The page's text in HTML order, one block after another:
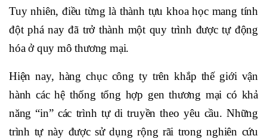
Tuy nhiên, điều từng là thành tựu khoa học mang tính
đột phá nay đã trở thành một quy trình được tự động
hóa ở quy mô thương mại.
Hiện nay, hàng chục công ty trên khắp thế giới vận
hành các hệ thống tổng hợp gen thương mại có khả
năng “in” các trình tự di truyền theo yêu cầu. Những
trình tự này được sử dụng rộng rãi trong nghiên cứu